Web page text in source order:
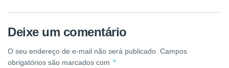
Deixe um comentário
O seu endereço de e-mail não será publicado. Campos
obrigatórios são marcados com *